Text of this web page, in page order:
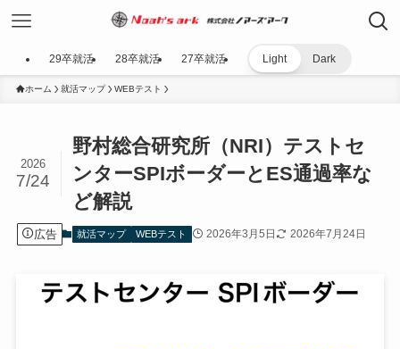
29卒就活 28卒就活 27卒就活 Light Dark
ホーム 就活マップ WEBテスト
野村総合研究所（NRI）テストセ
ンターSPIボーダーとES通過率な
ど解説
2026
7/24
広告 就活マップ WEBテスト 2026年3月5日 2026年7月24日